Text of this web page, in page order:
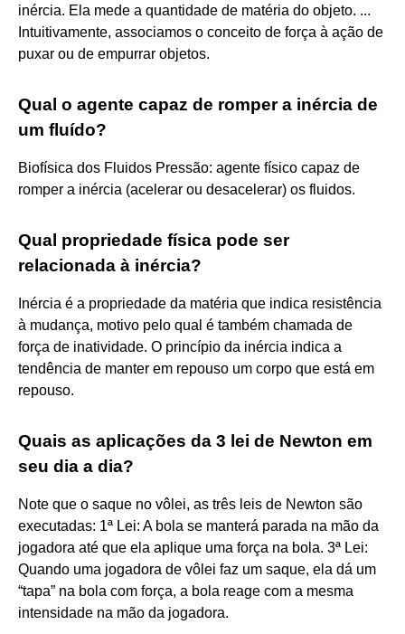
inércia. Ela mede a quantidade de matéria do objeto. ...
Intuitivamente, associamos o conceito de força à ação de
puxar ou de empurrar objetos.
Qual o agente capaz de romper a inércia de
um fluído?
Biofísica dos Fluidos Pressão: agente físico capaz de
romper a inércia (acelerar ou desacelerar) os fluidos.
Qual propriedade física pode ser
relacionada à inércia?
Inércia é a propriedade da matéria que indica resistência
à mudança, motivo pelo qual é também chamada de
força de inatividade. O princípio da inércia indica a
tendência de manter em repouso um corpo que está em
repouso.
Quais as aplicações da 3 lei de Newton em
seu dia a dia?
Note que o saque no vôlei, as três leis de Newton são
executadas: 1ª Lei: A bola se manterá parada na mão da
jogadora até que ela aplique uma força na bola. 3ª Lei:
Quando uma jogadora de vôlei faz um saque, ela dá um
“tapa” na bola com força, a bola reage com a mesma
intensidade na mão da jogadora.